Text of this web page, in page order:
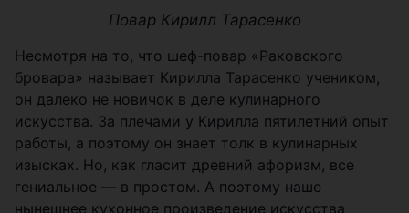
Повар Кирилл Тарасенко
Несмотря на то, что шеф-повар «Раковского
бровара» называет Кирилла Тарасенко учеником,
он далеко не новичок в деле кулинарного
искусства. За плечами у Кирилла пятилетний опыт
работы, а поэтому он знает толк в кулинарных
изысках. Но, как гласит древний афоризм, все
гениальное — в простом. А поэтому наше
нынешнее кухонное произведение искусства